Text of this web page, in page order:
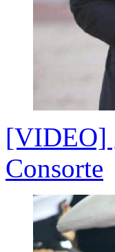
[VIDEO]
Consorte